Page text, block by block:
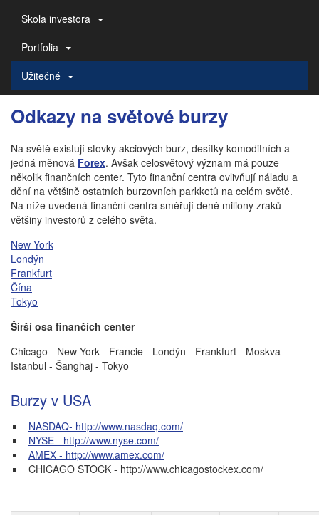
Škola investora
Portfolia
Užitečné
Odkazy na světové burzy
Na světě existují stovky akciových burz, desítky komoditních a
jedná měnová Forex. Avšak celosvětový význam má pouze
několik finančních center. Tyto finanční centra ovlivňují náladu a
dění na většině ostatních burzovních parkketů na celém světě.
Na níže uvedená finanční centra směřují deně miliony zraků
většiny investorů z celého světa.
New York
Londýn
Frankfurt
Čína
Tokyo
Širší osa finančích center
Chicago - New York - Francie - Londýn - Frankfurt - Moskva -
Istanbul - Šanghaj - Tokyo
Burzy v USA
NASDAQ- http://www.nasdaq.com/
NYSE - http://www.nyse.com/
AMEX - http://www.amex.com/
CHICAGO STOCK - http://www.chicagostockex.com/